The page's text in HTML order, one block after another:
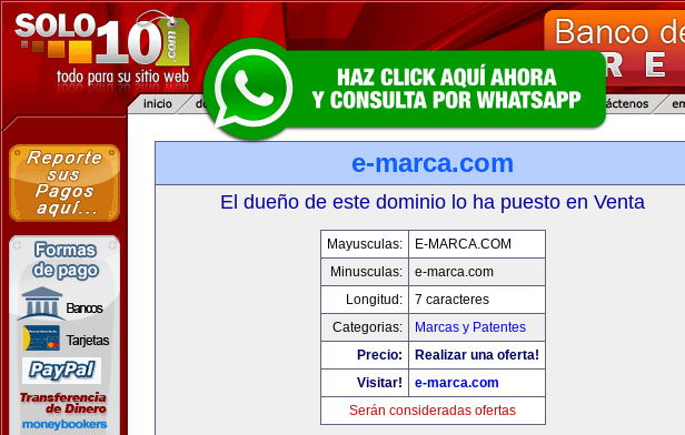
e-marca.com
El dueño de este dominio lo ha puesto en Venta
Mayusculas:
E-MARCA.COM
Minusculas:
e-marca.com
Longitud:
7 caracteres
Categorias:
Marcas y Patentes
Precio:
Realizar una oferta!
Visitar!
e-marca.com
Serán consideradas ofertas